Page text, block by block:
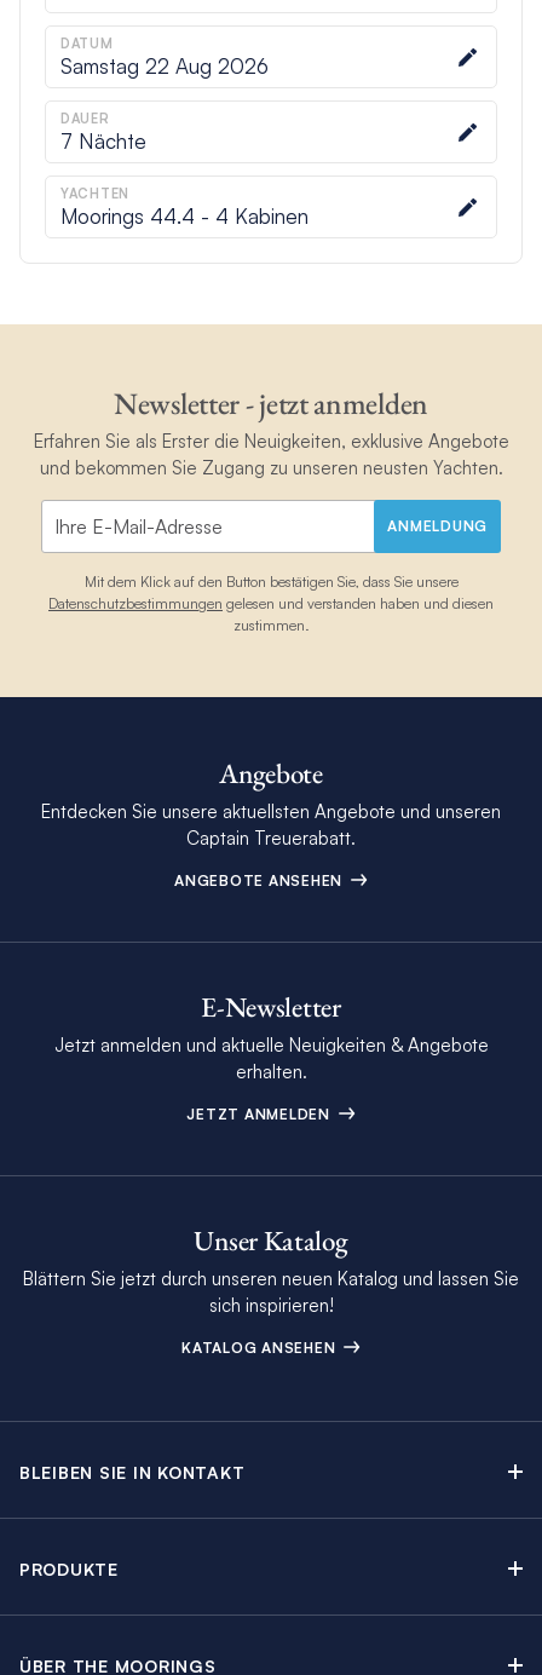
DATUM
Samstag 22 Aug 2026
DAUER
7 Nächte
YACHTEN
Moorings 44.4 - 4 Kabinen
Newsletter - jetzt anmelden
Erfahren Sie als Erster die Neuigkeiten, exklusive Angebote
und bekommen Sie Zugang zu unseren neusten Yachten.
ANMELDUNG
Mit dem Klick auf den Button bestätigen Sie, dass Sie unsere
Datenschutzbestimmungen gelesen und verstanden haben und diesen
zustimmen.
Angebote
Entdecken Sie unsere aktuellsten Angebote und unseren
Captain Treuerabatt.
ANGEBOTE ANSEHEN
E-Newsletter
Jetzt anmelden und aktuelle Neuigkeiten & Angebote
erhalten.
JETZT ANMELDEN
Unser Katalog
Blättern Sie jetzt durch unseren neuen Katalog und lassen Sie
sich inspirieren!
KATALOG ANSEHEN
BLEIBEN SIE IN KONTAKT
The Moorings Revierführer
PRODUKTE
ÜBER THE MOORINGS